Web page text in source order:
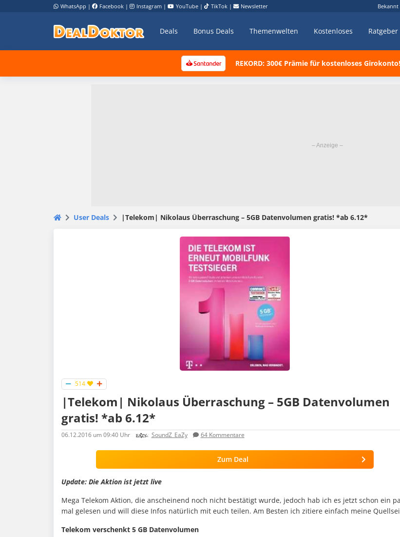
WhatsApp | Facebook | Instagram | YouTube | TikTok | Newsletter Bekannt
Deals Bonus Deals Themenwelten Kostenloses Ratgeber
REKORD: 300€ Prämie für kostenloses Girokonto!
User Deals |Telekom| Nikolaus Überraschung – 5GB Datenvolumen gratis! *ab 6.12*
514
|Telekom| Nikolaus Überraschung – 5GB Datenvolumen
gratis! *ab 6.12*
06.12.2016 um 09:40 Uhr SoundZ_EaZy 64Kommentare
Zum Deal
Update: Die Aktion ist jetzt live
Mega Telekom Aktion, die anscheinend noch nicht bestätigt wurde, jedoch hab ich es jetzt schon ein
mal gelesen und will diese Infos natürlich mit euch teilen. Am Besten ich zitiere einfach meine
Telekom verschenkt 5 GB Datenvolumen